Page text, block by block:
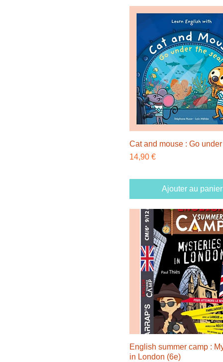
Cat and mouse : Go
Prix
14,90 €
Ajouter au panier
English summer camp :
in London (6e)